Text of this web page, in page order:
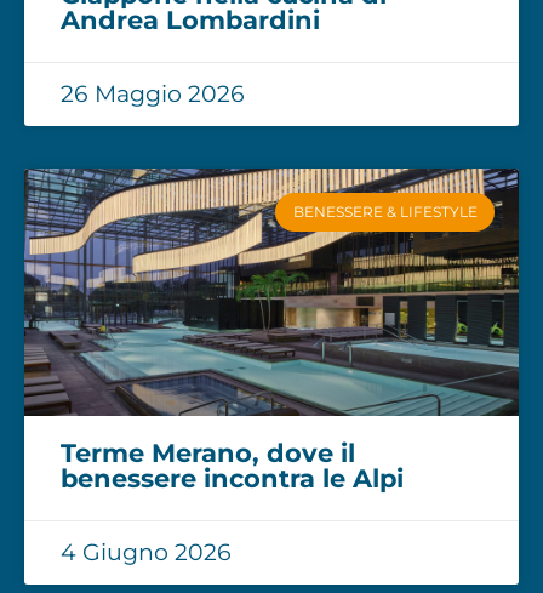
Andrea Lombardini
26 Maggio 2026
BENESSERE & LIFESTYLE
Terme Merano, dove il
benessere incontra le Alpi
4 Giugno 2026